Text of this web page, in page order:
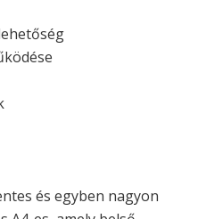
és egyben nagyon